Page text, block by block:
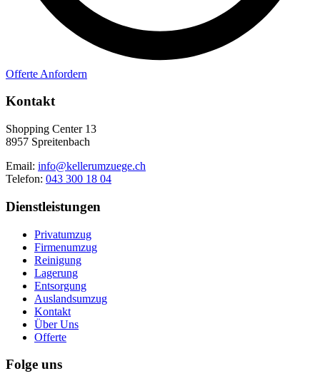
Offerte Anfordern
Kontakt
Shopping Center 13
8957 Spreitenbach
Email: info@kellerumzuege.ch
Telefon: 043 300 18 04
Dienstleistungen
Privatumzug
Firmenumzug
Reinigung
Lagerung
Entsorgung
Auslandsumzug
Kontakt
Über Uns
Offerte
Folge uns